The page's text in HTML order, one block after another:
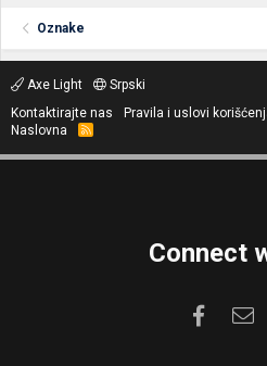
Oznake
Axe Light
Srpski
Kontaktirajte nas
Pravila i uslovi
Naslovna
R
S
Connect